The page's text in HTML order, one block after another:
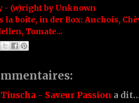
- (w)right by Unknown
la boîte, in der Box: Anchois,
, Tomate...
Tiuscha - Saveur Passion a